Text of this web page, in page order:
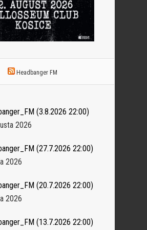
Headbanger FM
(3.8.2026 22:00)
2026
(27.7.2026 22:00)
2026
(20.7.2026 22:00)
2026
(13.7.2026 22:00)